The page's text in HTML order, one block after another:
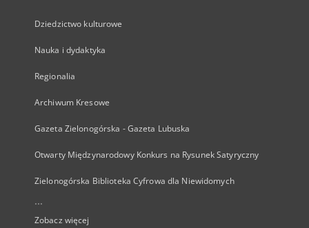
Dziedzictwo kulturowe
Nauka i dydaktyka
Regionalia
Archiwum Kresowe
Gazeta Zielonogórska - Gazeta Lubuska
Otwarty Międzynarodowy Konkurs na Rysunek Satyryczny
Zielonogórska Biblioteka Cyfrowa dla Niewidomych
...
Zobacz więcej